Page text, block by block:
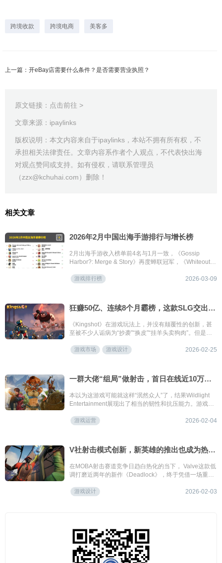
跨境收款 跨境电商 美客多
上一篇：开eBay店需要什么条件？是否需要营业执照？
原文链接： 点击前往 >
文章来源：ipaylinks
版权说明：本文内容来自于ipaylinks，本站不拥有所有权，不
承担相关法律责任。文章内容系作者个人观点，不代表快出海
对观点赞同或支持。如有侵权，请联系管理员
（zzx@kchuhai.com）删除！
相关文章
2026年2月中国出海手游排行与增长榜
2月出海手游收入榜单前4名与1月一致，《Gossip
Harbor?: Merge & Story》再度蝉联冠军，《Whiteout
出海榜；《Tasty Travels: Merge Game》出海收入再创
道》与《偶像梦幻祭2》重回榜单。本期榜单中，二次元
产品共计11款。
游戏排行榜 2026-03-09
狂赚50亿、连续8个月霸榜，这款SLG交出了上线一年的答卷
《Kingshot》在游戏玩法上，并没有颠覆性的创新，甚
至被不少人诟病为“抄袭”“换皮”“挂羊头卖狗肉”。但是仔
式设计：外层是吸引眼球的塔防RPG，中层是承接与过
游戏市场 游戏设计 2026-02-25
一群大佬“组局”做射击，首日在线近10万却挨喷，火速更新口碑逆转？
本以为这游戏可能就这样“泯然众人”了，结果Wildlight
Entertainment展现出了相当的韧性和抗压能力。游戏周
式，一周之内更是推了三次更新，算是快速对玩家的反
游戏运营 2026-02-04
V社射击模式创新，新英雄的推出也成为热度引爆点
在MOBA射击赛道竞争日趋白热化的当下， Valve这款低
调打磨近两年的新作《Deadlock》，终于凭借一场重磅
游戏设计 2026-02-03